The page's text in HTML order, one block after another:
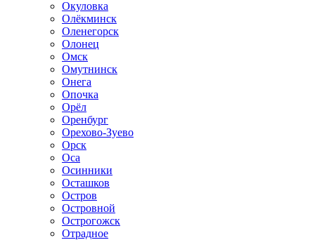
Окуловка
Олёкминск
Оленегорск
Олонец
Омск
Омутнинск
Онега
Опочка
Орёл
Оренбург
Орехово-Зуево
Орск
Оса
Осинники
Осташков
Остров
Островной
Острогожск
Отрадное